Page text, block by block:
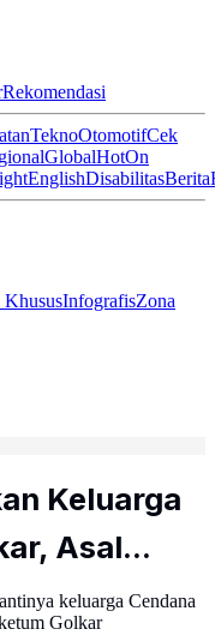
Rekomendasi
TeknoOtomotifCek
GlobalHotOn
EnglishDisabilitasBerita
InfografisZona
Keluarga
Asal...
keluarga Cendana
Golkar